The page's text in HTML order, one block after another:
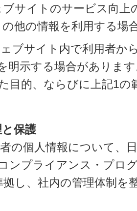
サイトのサービス向上
他の情報を利用する場
ブサイト内で利用者か
明示する場合がありま
目的、ならびに上記1の
保護
の個人情報について、
ンプライアンス・プロ
し、社内の管理体制を